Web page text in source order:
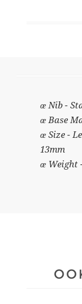
œ Nib -
œ Base
œ Size -
13mm
œ Weight